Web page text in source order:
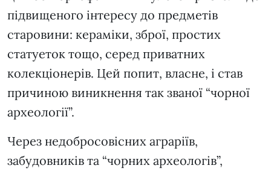
підвищеного інтересу до предметів
старовини: кераміки, зброї, простих
статуеток тощо, серед приватних
колекціонерів. Цей попит, власне, і став
причиною виникнення так званої “чорної
археології”.
Через недобросовісних аграріїв,
забудовників та “чорних археологів”,